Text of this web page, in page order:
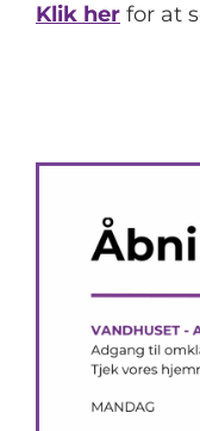
Klik her for at